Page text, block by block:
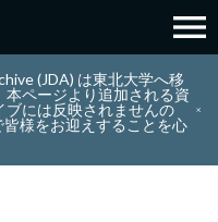
ョン
menu
(JDA) は東北大学へ移
ページより追加される資
には反映されませんの
様をお迎えすることを心